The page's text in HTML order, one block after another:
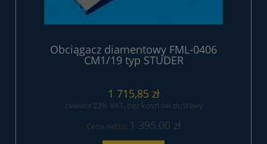
Obciągacz diamentowy FML-0406
CM1/19 typ STUDER
1 715,85 zł
zawiera 23% VAT, bez kosztów dostawy
Cena netto: 1 395,00 zł